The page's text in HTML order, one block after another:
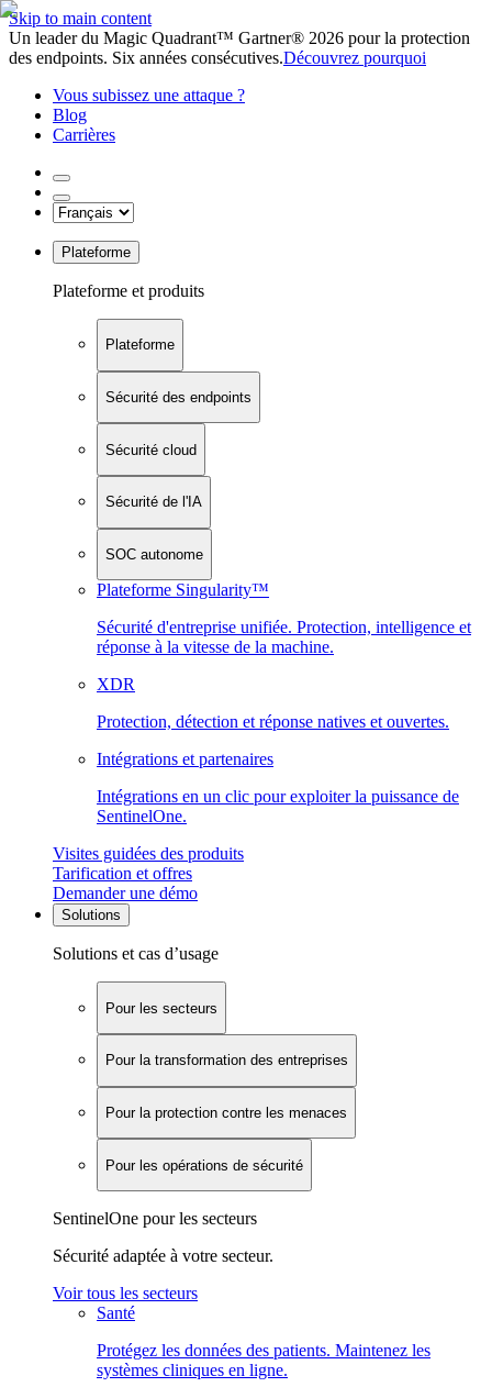
Skip to main content
Un leader du Magic Quadrant™ Gartner® 2026 pour la protection
des endpoints. Six années consécutives.Découvrez pourquoi
Vous subissez une attaque ?
Blog
Carrières
Plateforme
Plateforme et produits
Plateforme
Sécurité des endpoints
Sécurité cloud
Sécurité de l'IA
SOC autonome
Plateforme Singularity™
Sécurité d'entreprise unifiée. Protection, intelligence et
réponse à la vitesse de la machine.
XDR
Protection, détection et réponse natives et ouvertes.
Intégrations et partenaires
Intégrations en un clic pour exploiter la puissance de
SentinelOne.
Visites guidées des produits
Tarification et offres
Demander une démo
Solutions
Solutions et cas d’usage
Pour les secteurs
Pour la transformation des entreprises
Pour la protection contre les menaces
Pour les opérations de sécurité
SentinelOne pour les secteurs
Sécurité adaptée à votre secteur.
Voir tous les secteurs
Santé
Protégez les données des patients. Maintenez les
systèmes cliniques en ligne.